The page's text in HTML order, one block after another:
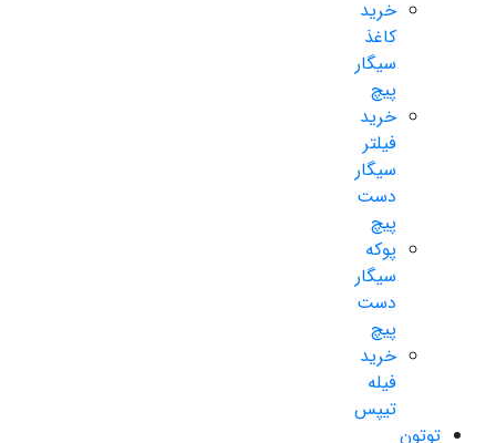
خرید
کاغذ
سیگار
پیچ
خرید
فیلتر
سیگار
دست
پیچ
پوکه
سیگار
دست
پیچ
خرید
فیله
تیپس
توتون